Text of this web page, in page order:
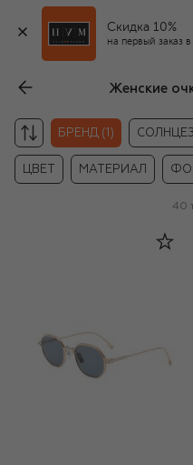
Скидка 10%
на первый заказ
БРЕНД (1)
ЦВЕТ МАТЕРИАЛ
40